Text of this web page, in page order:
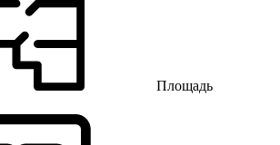
Площадь